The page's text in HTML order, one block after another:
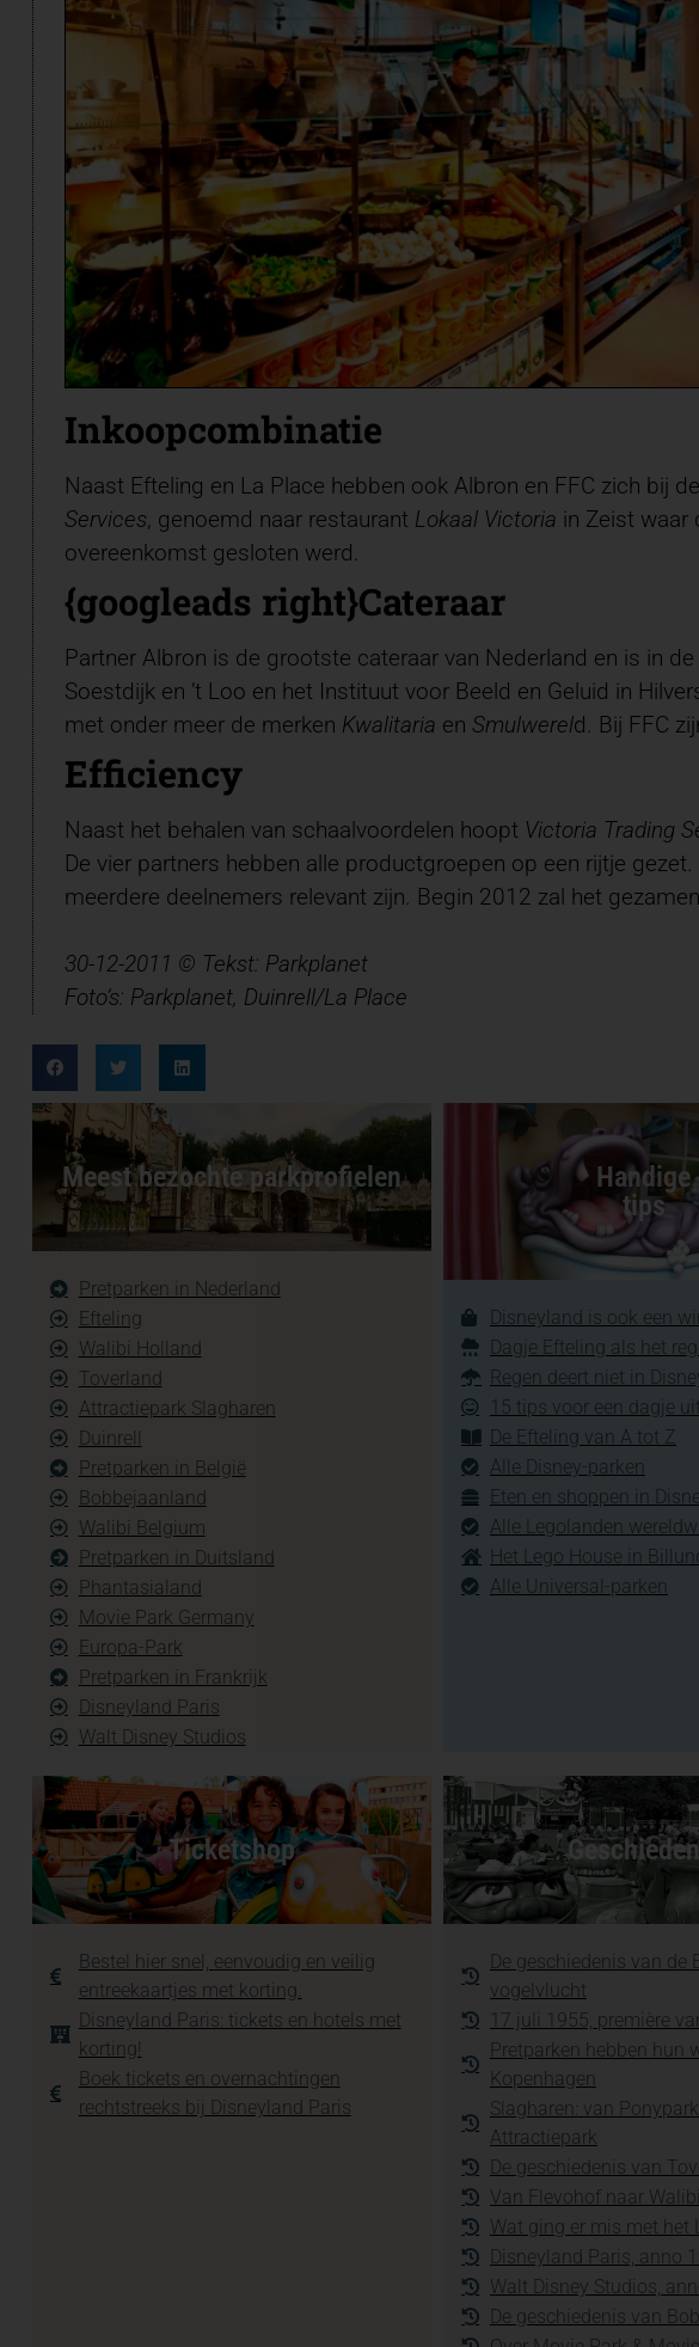
Inkoopcombinatie
Naast Efteling en La Place hebben ook Albron en FFC zich bij
Services, genoemd naar restaurant Lokaal Victoria in Zeist waar
overeenkomst gesloten werd.
{googleads right}Cateraar
Partner Albron is de grootste cateraar van Nederland en is in
Soestdijk en ’t Loo en het Instituut voor Beeld en Geluid in
met onder meer de merken Kwalitaria en Smulwereld. Bij FFC
Efficiency
Naast het behalen van schaalvoordelen hoopt Victoria Trading
De vier partners hebben alle productgroepen op een rijtje
meerdere deelnemers relevant zijn. Begin 2012 zal het
30-12-2011 © Tekst: Parkplanet
Foto’s: Parkplanet, Duinrell/La Place
Meest bezochte parkprofielen
Pretparken in Nederland
Efteling
Walibi Holland
Toverland
Attractiepark Slagharen
Duinrell
Pretparken in België
Bobbejaanland
Walibi Belgium
Pretparken in Duitsland
Phantasialand
Movie Park Germany
Europa-Park
Pretparken in Frankrijk
Disneyland Paris
Walt Disney Studios
Handige
tips
Disneyland is ook een
Dagje Efteling als het
Regen deert niet in
15 tips voor een dagje uit
De Efteling van A tot Z
Alle Disney-parken
Eten en shoppen in
Alle Legolanden
Het Lego House in
Alle Universal-parken
Ticketshop
Bestel hier snel, eenvoudig en veilig
entreekaartjes met korting.
Disneyland Paris: tickets en hotels met
korting!
Boek tickets en overnachtingen
rechtstreeks bij Disneyland Paris
De geschiedenis van de
vogelvlucht
17 juli 1955, première
Pretparken hebben hun
Kopenhagen
Slagharen: van
Attractiepark
De geschiedenis van
Van Flevohof naar
Wat ging er mis met het
Disneyland Paris, anno
Walt Disney Studios,
De geschiedenis van